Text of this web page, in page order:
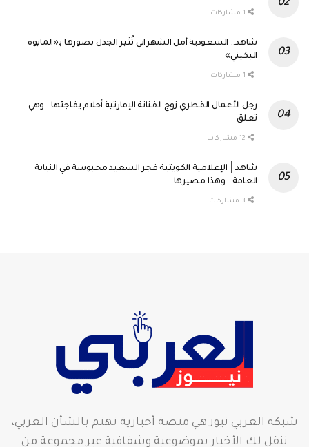
Tweet
شاهد.. السعودية أمل الشهراني تُثير الجدل بصورها بـ«المايوه
البكيني»
1
Tweet
رجل الأعمال القطري زوج الفنانة الإمارتية أحلام يفاجئها.. وهي
تعلق
12
Tweet
شاهد│ الإعلامية الكويتية فجر السعيد محبوسة في النيابة
العامة.. وهذا مصيرها
شبكة العربي نيوز هي منصة أخبارية تهتم بالشأن العربي،
ننقل لك الأخبار بموضوعية وشفافية عبر مجموعة من